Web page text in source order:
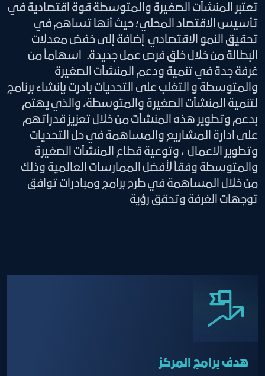
تعتبر المنشآت الصغيرة والمتوسطة قوة اقتصادية في
تأسيس الاقتصاد المحلي؛ حيث أنها تساهم في
تحقيق النمو الاقتصادي إضافة إلى خفض معدلات
البطالة من خلال خلق فرص عمل جديدة. اسهاماً من
غرفة جدة في تنمية ودعم المنشآت الصغيرة
والمتوسطة و التغلب على التحديات بادرت بإنشاء برنامج
لتنمية المنشآت الصغيرة والمتوسطة، والذي يهتم
بدعم وتطوير هذه المنشآت من خلال تعزيز قدراتهم
على ادارة المشاريع والمساهمة في حل التحديات
وتطوير الاعمال ، وتوعية قطاع المنشآت الصغيرة
والمتوسطة وفقاً لأفضل الممارسات العالمية وذلك
من خلال المساهمة في طرح برامج ومبادرات توافق
توجهات الغرفة وتحقق رؤية
هدف برامج المركز